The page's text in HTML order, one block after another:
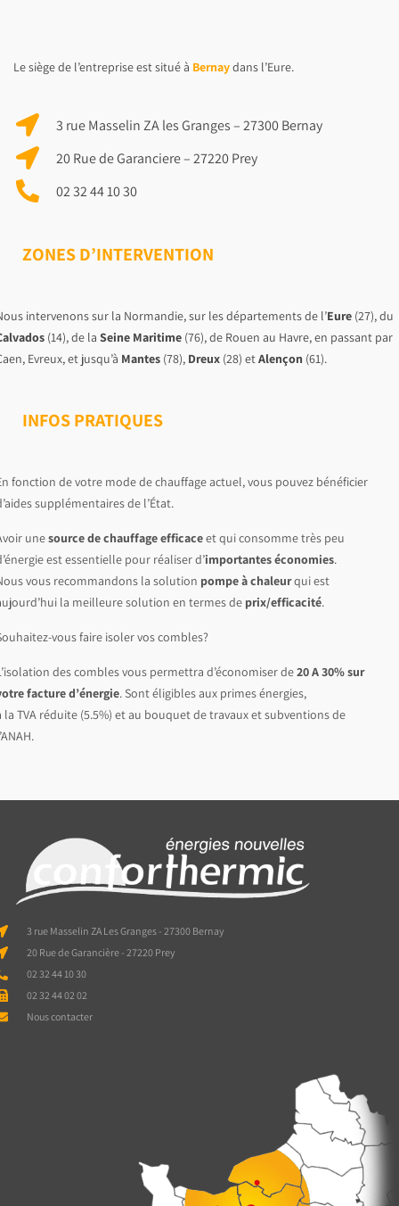
Le siège de l’entreprise est situé à Bernaydans l’Eure.
3 rue Masselin ZA les Granges – 27300 Bernay
20 Rue de Garanciere – 27220 Prey
02 32 44 10 30
ZONES D’INTERVENTION
intervenons sur la Normandie, sur les départements de l’Eure (27), du
(14), de la Seine Maritime (76), de Rouen au Havre, en passant par
Evreux, et jusqu’à Mantes (78), Dreux (28) etAlençon (61).
INFOS PRATIQUES
fonction de votre mode de chauffage actuel, vous pouvez bénéficier
aidessupplémentaires de l’État.
unesource de chauffage efficaceet qui consomme très peu
est essentielle pour réaliser d’importantes économies.
vous recommandons la solution pompe à chaleurqui est
la meilleure solution en termes de prix/efficacité.
vous faire isoler vos combles?
des combles vous permettra d’économiser de20 A 30% sur
facture d’énergie. Sont éligibles aux primes énergies,
la TVA réduite (5.5%) et au bouquet de travaux et subventions de
3 rue Masselin ZA Les Granges - 27300 Bernay
20 Rue de Garancière - 27220 Prey
02 32 44 10 30
02 32 44 02 02
Nous contacter